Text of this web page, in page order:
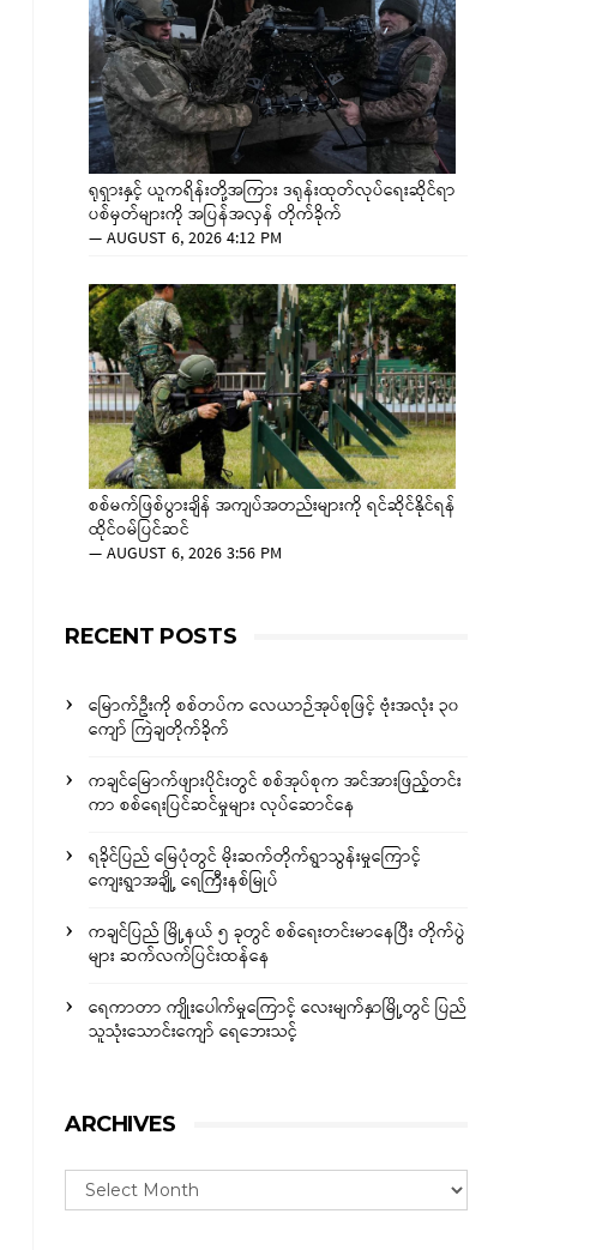
ရုရှားနှင့် ယူကရိန်းတို့အကြား ဒရုန်းထုတ်လုပ်ရေးဆိုင်ရာ
ပစ်မှတ်များကို အပြန်အလှန် တိုက်ခိုက်
—AUGUST 6, 2026 4:12 PM
စစ်မက်ဖြစ်ပွားချိန် အကျပ်အတည်းများကို ရင်ဆိုင်နိုင်ရန်
ထိုင်ဝမ်ပြင်ဆင်
—AUGUST 6, 2026 3:56 PM
RECENT POSTS
မြောက်ဦးကို စစ်တပ်က လေယာဉ်အုပ်စုဖြင့် ဗုံးအလုံး ၃၀
ကျော် ကြဲချတိုက်ခိုက်
ကချင်မြောက်ဖျားပိုင်းတွင် စစ်အုပ်စုက အင်အားဖြည့်တင်း
ကာ စစ်ရေးပြင်ဆင်မှုများ လုပ်ဆောင်နေ
ရခိုင်ပြည် မြေပုံတွင် မိုးဆက်တိုက်ရွာသွန်းမှုကြောင့်
ကျေးရွာအချို့ ရေကြီးနစ်မြုပ်
ကချင်ပြည် မြို့နယ် ၅ ခုတွင် စစ်ရေးတင်းမာနေပြီး တိုက်ပွဲ
များ ဆက်လက်ပြင်းထန်နေ
ရေကာတာ ကျိုးပေါက်မှုကြောင့် လေးမျက်နှာမြို့တွင် ပြည်
သူသုံးသောင်းကျော် ရေဘေးသင့်
ARCHIVES